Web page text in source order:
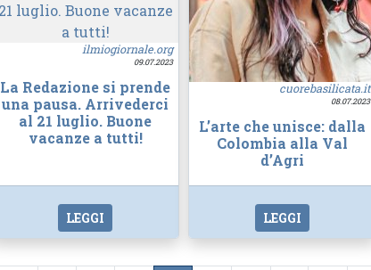
ilmiogiornale.org
09.07.2023
La Redazione si prende
una pausa. Arrivederci
al 21 luglio. Buone
vacanze a tutti!
LEGGI
cuorebasilicata.it
08.07.2023
L’arte che unisce: dalla
Colombia alla Val
d’Agri
LEGGI